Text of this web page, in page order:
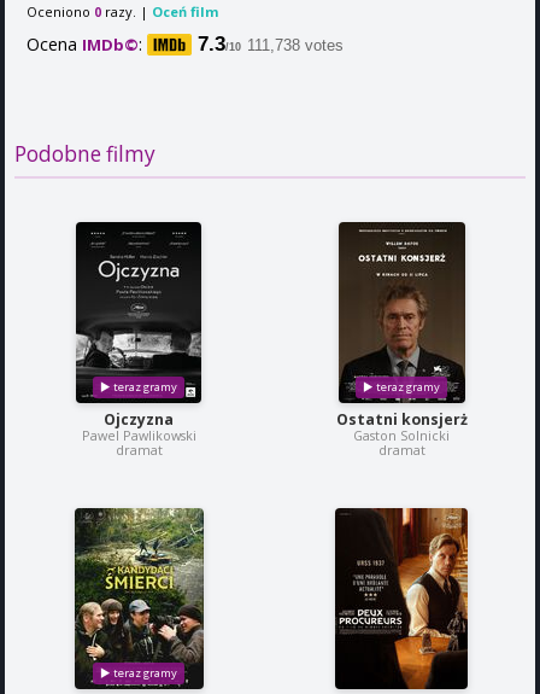
Oceniono 0 razy. | Oceń film
Ocena IMDb©: 7.3/10 111,738 votes
Podobne filmy
Ojczyzna
Pawel Pawlikowski
dramat
Ostatni konsjerż
Gaston Solnicki
dramat